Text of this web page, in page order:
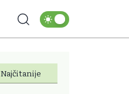
Najčitanije